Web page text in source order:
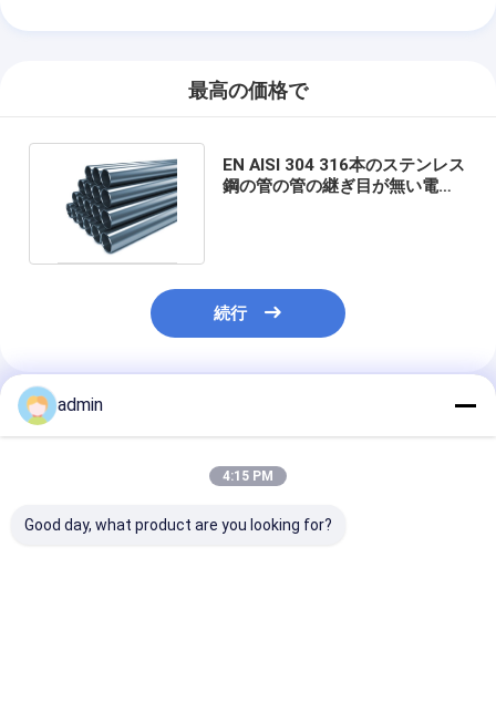
最高の価格で
EN AISI 304 316本のステンレス
鋼の管の管の継ぎ目が無い電気
続行
推薦されたプロダクト
admin
4:15 PM
Good day, what product are you looking for?